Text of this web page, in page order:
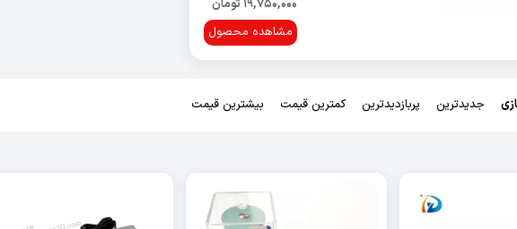
19,750,000 تومان
مشاهده محصول
جدیدترین پربازدیدترین کمترین قیمت بیشترین قیمت